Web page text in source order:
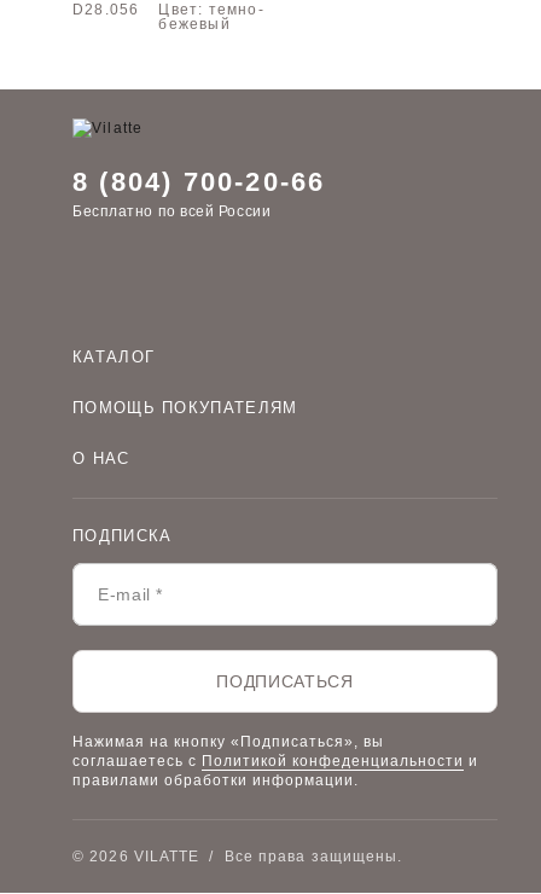
D28.056
Цвет: темно-
бежевый
8 (804) 700-20-66
Бесплатно по всей России
КАТАЛОГ
Детская одежда оптом
ПОМОЩЬ ПОКУПАТЕЛЯМ
Условия сотрудничества
Таблицы размеров
О НАС
Политика конфиденциальности
Наши дилеры
Наш розничный интернет-магазин
ПОДПИСКА
ПОДПИСАТЬСЯ
Нажимая на кнопку «Подписаться», вы
соглашаетесь с Политикой конфеденциальности и
правилами обработки информации.
© 2026 VILATTE / Все права защищены.